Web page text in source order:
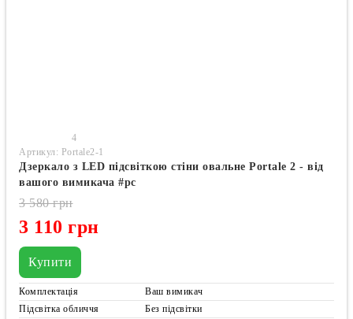
4
Артикул: Portale2-1
Дзеркало з LED підсвіткою стіни овальне Portale 2 - від
вашого вимикача #pc
3 110 грн
3 580 грн
Купити
Комплектація
Ваш вимикач
Підсвітка обличчя
Без підсвітки